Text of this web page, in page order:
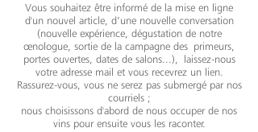
Vous souhaitez être informé de la mise en ligne
d'un nouvel article, d’une nouvelle conversation
(nouvelle expérience, dégustation de notre
œnologue, sortie de la campagne des primeurs,
portes ouvertes, dates de salons...), laissez-nous
votre adresse mail et vous recevrez un lien.
Rassurez-vous, vous ne serez pas submergé par nos
courriels ;
nous choisissons d'abord de nous occuper de nos
vins pour ensuite vous les raconter.